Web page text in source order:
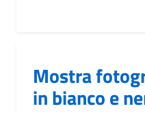
Mostra
in bianco e